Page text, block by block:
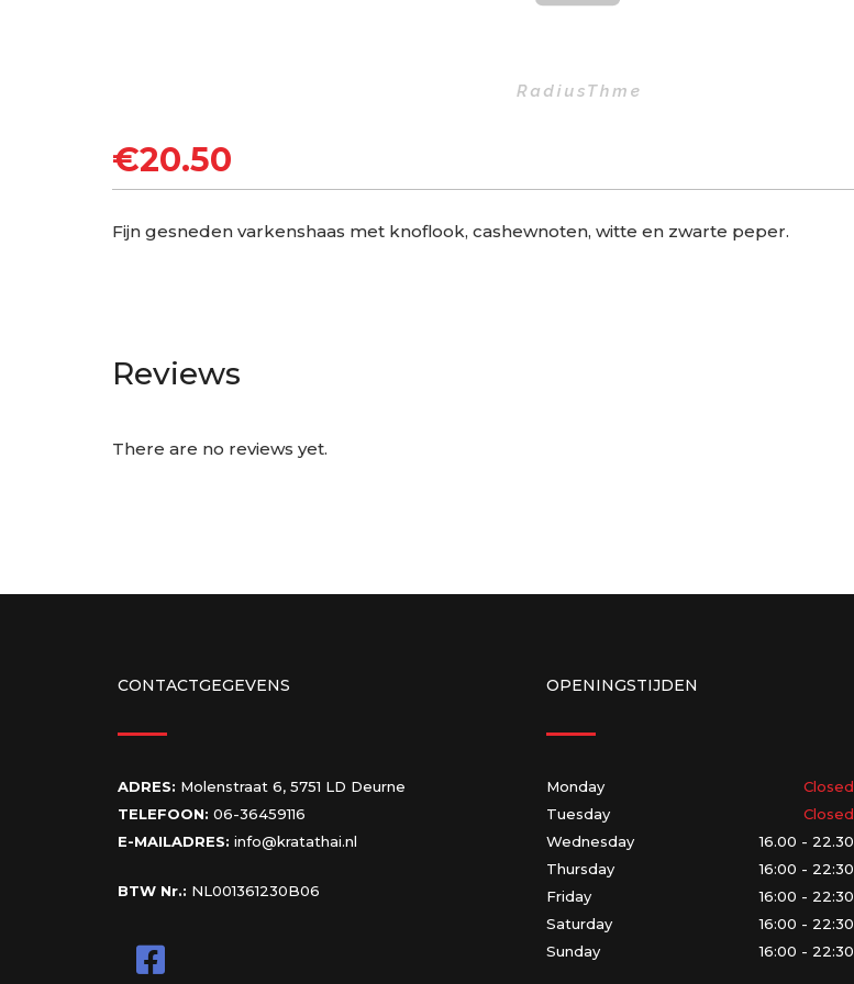
€20.50
Fijn gesneden varkenshaas met knoflook, cashewnoten, witte en zwarte peper.
Reviews
There are no reviews yet.
CONTACTGEGEVENS
ADRES: Molenstraat 6, 5751 LD Deurne
TELEFOON: 06-36459116
E-MAILADRES: info@kratathai.nl
BTW Nr.: NL001361230B06
OPENINGSTIJDEN
Monday
Closed
Tuesday
Closed
Wednesday
16.00 - 22.30
Thursday
16:00 - 22:30
Friday
16:00 - 22:30
Saturday
16:00 - 22:30
Sunday
16:00 - 22:30